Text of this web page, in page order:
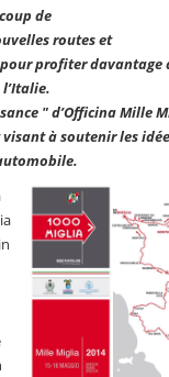
de
routes et
profiter davantage
" d’Officina Mille
à soutenir les